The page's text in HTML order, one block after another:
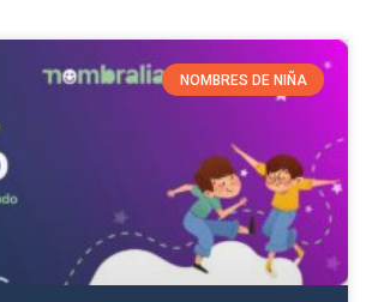
NOMBRES DE NIÑA